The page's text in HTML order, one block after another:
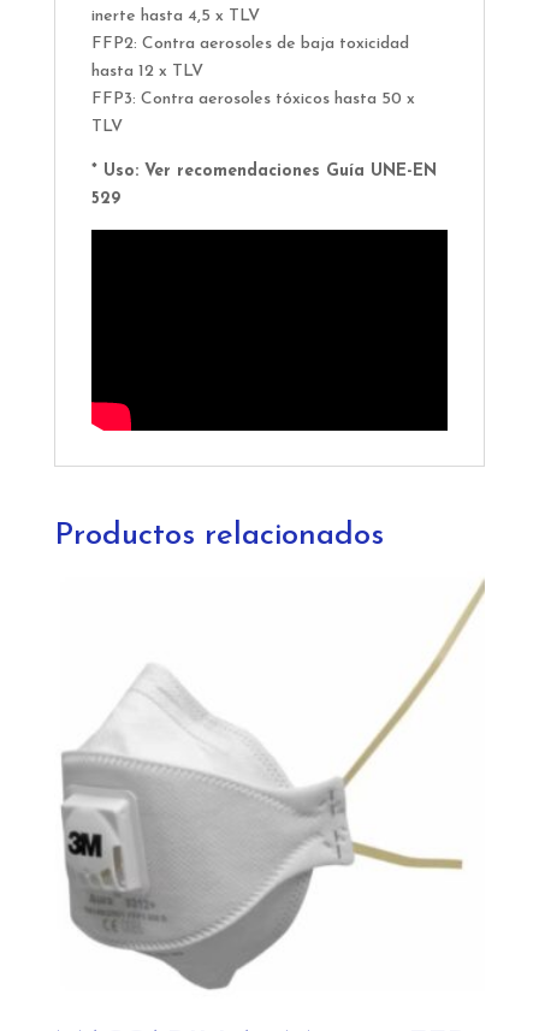
inerte hasta 4,5 x TLV
FFP2: Contra aerosoles de baja toxicidad
hasta 12 x TLV
FFP3: Contra aerosoles tóxicos hasta 50 x
TLV
* Uso: Ver recomendaciones Guía UNE-EN
529
Productos relacionados